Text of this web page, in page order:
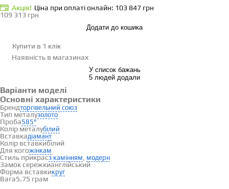
Акцiя! Ціна при оплаті онлайн: 103 847 грн
109 313 грн
Додати до кошика
Купити в 1 клік
Наявність в магазинах
У список бажань
5 людей додали
Варіанти моделі
Основні характеристики
Брендторгівельний союз
Тип металузолото
Проба585°
Колір металубілий
Вставкадіамант
Колір вставкибілий
Для когожінкам
Стиль прикрасз камінням модерн
Замок сережкианглійський
Форма вставкикруг
Вага5.75 грам